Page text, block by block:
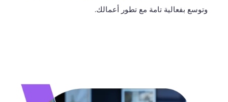
وتوسع بفعالية تامة مع تطور أعمالك.